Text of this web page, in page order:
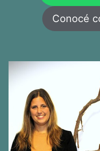
Conocé